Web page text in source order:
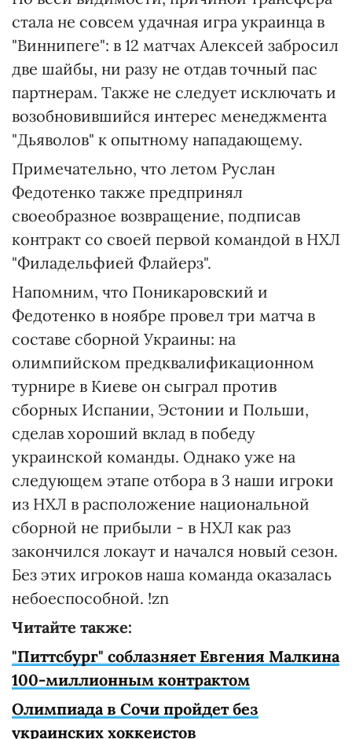
стала не совсем удачная игра украинца в
"Виннипеге": в 12 матчах Алексей забросил
две шайбы, ни разу не отдав точный пас
партнерам. Также не следует исключать и
возобновившийся интерес менеджмента
"Дьяволов" к опытному нападающему.
Примечательно, что летом Руслан
Федотенко также предпринял
своеобразное возвращение, подписав
контракт со своей первой командой в НХЛ
"Филадельфией Флайерз".
Напомним, что Поникаровский и
Федотенко в ноябре провел три матча в
составе сборной Украины: на
олимпийском предквалификационном
турнире в Киеве он сыграл против
сборных Испании, Эстонии и Польши,
сделав хороший вклад в победу
украинской команды. Однако уже на
следующем этапе отбора в 3 наши игроки
из НХЛ в расположение национальной
сборной не прибыли - в НХЛ как раз
закончился локаут и начался новый сезон.
Без этих игроков наша команда оказалась
небоеспособной. !zn
Читайте также:
"Питтсбург" соблазняет Евгения Малкина
100-миллионным контрактом
Олимпиада в Сочи пройдет без
украинских хоккеистов